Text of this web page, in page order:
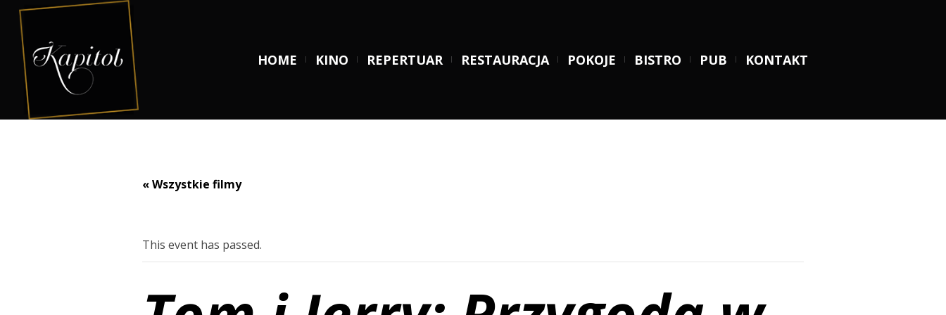
HOME KINO REPERTUAR RESTAURACJA POKOJE BISTRO PUB KONTAKT
« Wszystkie filmy
This event has passed.